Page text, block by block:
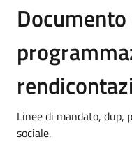
Documento
Linee di mandato, dup,
sociale.